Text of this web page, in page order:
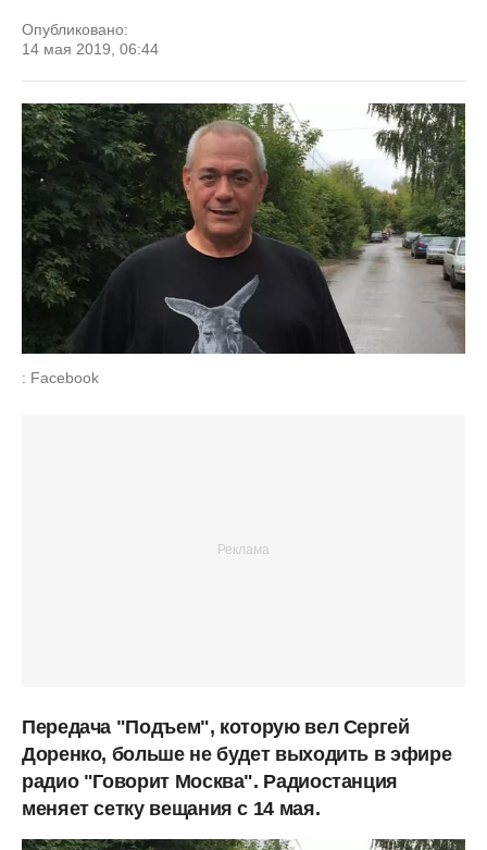
Опубликовано:
14 мая 2019, 06:44
: Facebook
Передача "Подъем", которую вел Сергей
Доренко, больше не будет выходить в эфире
радио "Говорит Москва". Радиостанция
меняет сетку вещания с 14 мая.